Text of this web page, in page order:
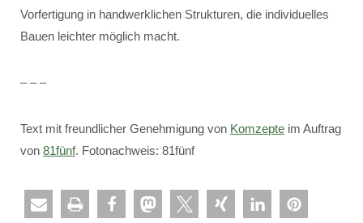
Vorfertigung in handwerklichen Strukturen, die individuelles
Bauen leichter möglich macht.
– – –
Text mit freundlicher Genehmigung von Komzepte im Auftrag
von 81fünf. Fotonachweis: 81fünf